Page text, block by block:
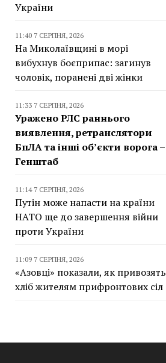
України
11:40 7 СЕРПНЯ, 2026
На Миколаївщині в морі
вибухнув боєприпас: загинув
чоловік, поранені дві жінки
11:33 7 СЕРПНЯ, 2026
Уражено РЛС раннього
виявлення, ретранслятори
БпЛА та інші об’єкти ворога –
Генштаб
11:14 7 СЕРПНЯ, 2026
Путін може напасти на країни
НАТО ще до завершення війни
проти України
11:09 7 СЕРПНЯ, 2026
«Азовці» показали, як привозять
хліб жителям прифронтових сіл